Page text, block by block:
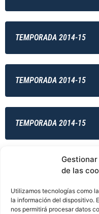
de las
Utilizamos tecnologías como
la información del dispositivo.
nos permitirá procesar datos
TEMPORADA 2014-15
TEMPORADA 2014-15
TEMPORADA 2014-15
TEMPORADA 2014-15
TEMPORADA 2014-15